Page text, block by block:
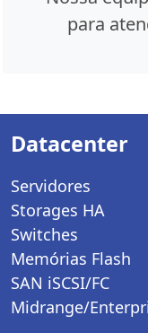
para
Datacenter
Servidores
Storages HA
Switches
Memórias Flash
SAN iSCSI/FC
Midrange/